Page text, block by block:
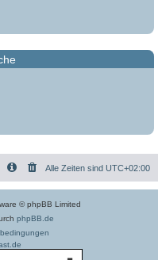
Alle Zeiten sind UTC+02:00
© phpBB Limited
phpBB.de